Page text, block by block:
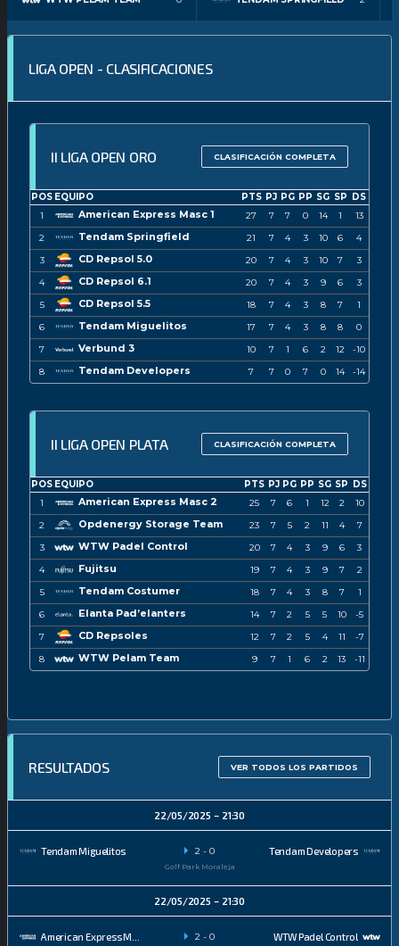
LIGA OPEN - CLASIFICACIONES
II LIGA OPEN ORO CLASIFICACIÓN COMPLETA
POS EQUIPO PTS PJ PG PP SG SP DS
1
American Express Masc 1 27 7 7 0 14 1
13
2
Tendam Springfield 21 7 4 3 10 6
4
3
CD Repsol 5.0 20 7 4 3 10 7
3
4
CD Repsol 6.1 20 7 4 3 9 6
3
5
CD Repsol 5.5 18 7 4 3 8 7
1
6
Tendam Miguelitos 17 7 4 3 8 8
0
7
Verbund 3 10 7 1 6 2 12
-10
8
Tendam Developers 7 7 0 7 0 14 -14
II LIGA OPEN PLATA CLASIFICACIÓN COMPLETA
POS EQUIPO PTS PJ PG PP SG SP DS
1
American Express Masc 2 25 7 6 1 12 2
10
2
Opdenergy Storage Team 23 7 5 2 11 4
7
3
WTW Padel Control 20 7 4 3 9 6
3
4
Fujitsu 19 7 4 3 9 7
2
5
Tendam Costumer 18 7 4 3 8 7
1
6
Elanta Pad’elanters 14 7 2 5 5 10
-5
7
CD Repsoles 12 7 2 5 4 11
-7
8
WTW Pelam Team 9 7 1 6 2 13 -11
RESULTADOS VER TODOS LOS PARTIDOS
22/05/2025 21:30
Tendam Miguelitos Tendam Developers
2 - 0
Golf Park Moraleja
22/05/2025 21:30
WTW Padel Control
2 - 0